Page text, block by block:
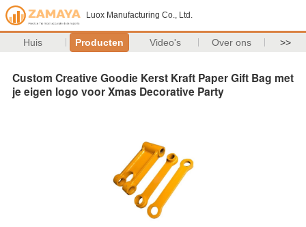
Luox Manufacturing Co., Ltd.
Huis Producten Video's Over ons >>
Custom Creative Goodie Kerst Kraft Paper Gift Bag met
je eigen logo voor Xmas Decorative Party